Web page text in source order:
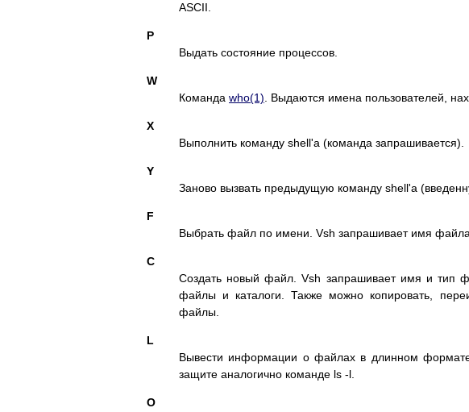
ASCII.
P
Выдать состояние процессов.
W
Команда who(1) . Выдаются имена пользователей,
X
Выполнить команду shell'а (команда запрашивается).
Y
Заново вызвать предыдущую команду shell'а
F
Выбрать файл по имени. Vsh запрашивает имя
C
Создать новый файл. Vsh запрашивает имя и тип
файлы и каталоги. Также можно копировать,
файлы.
L
Вывести информации о файлах в длинном
защите аналогично команде ls -l.
O